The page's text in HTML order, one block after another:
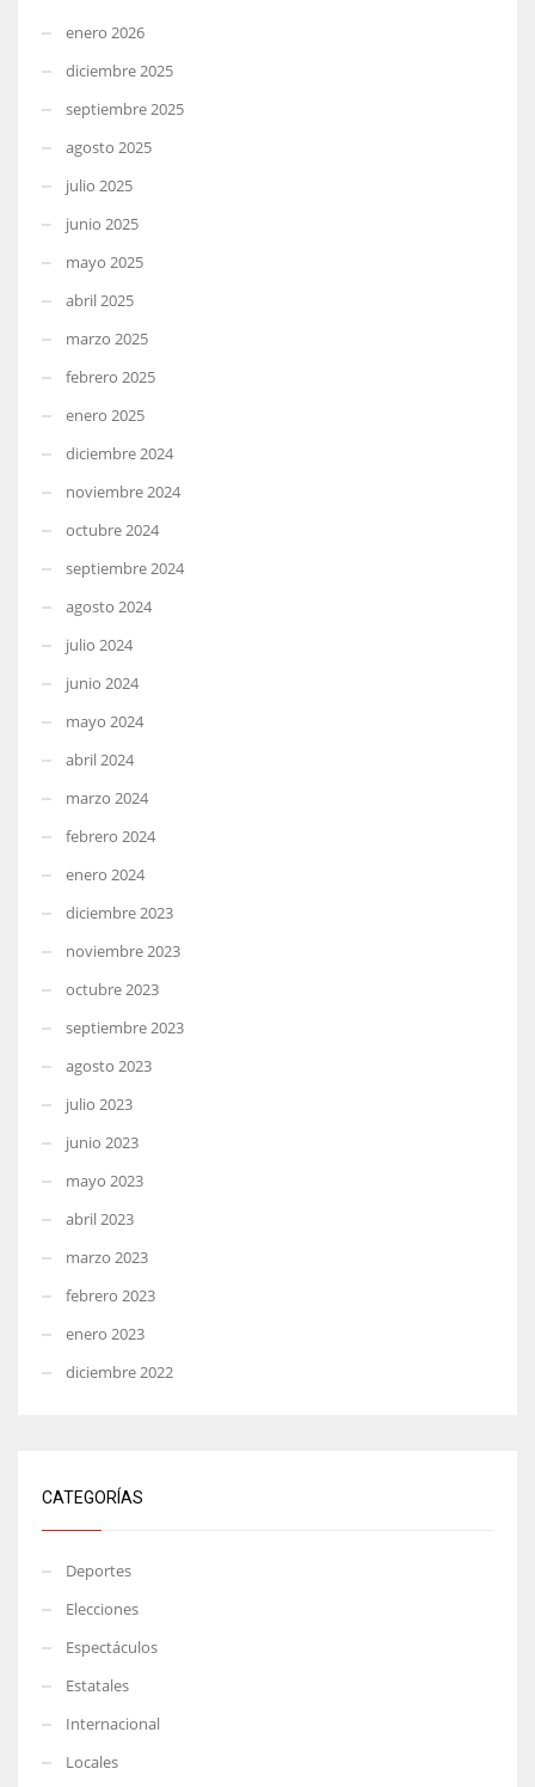
enero 2026
diciembre 2025
septiembre 2025
agosto 2025
julio 2025
junio 2025
mayo 2025
abril 2025
marzo 2025
febrero 2025
enero 2025
diciembre 2024
noviembre 2024
octubre 2024
septiembre 2024
agosto 2024
julio 2024
junio 2024
mayo 2024
abril 2024
marzo 2024
febrero 2024
enero 2024
diciembre 2023
noviembre 2023
octubre 2023
septiembre 2023
agosto 2023
julio 2023
junio 2023
mayo 2023
abril 2023
marzo 2023
febrero 2023
enero 2023
diciembre 2022
CATEGORÍAS
Deportes
Elecciones
Espectáculos
Estatales
Internacional
Locales